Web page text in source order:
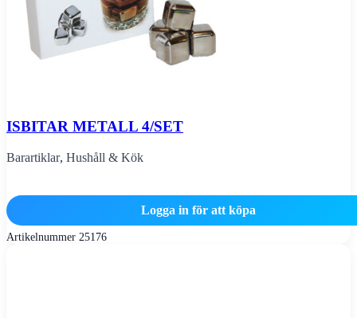
ISBITAR METALL 4/SET
Barartiklar, Hushåll & Kök
Logga in för att köpa
Artikelnummer 25176